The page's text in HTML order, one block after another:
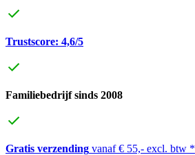
Trustscore: 4,6/5
Familiebedrijf sinds 2008
Gratis verzending vanaf € 55,- excl. btw *